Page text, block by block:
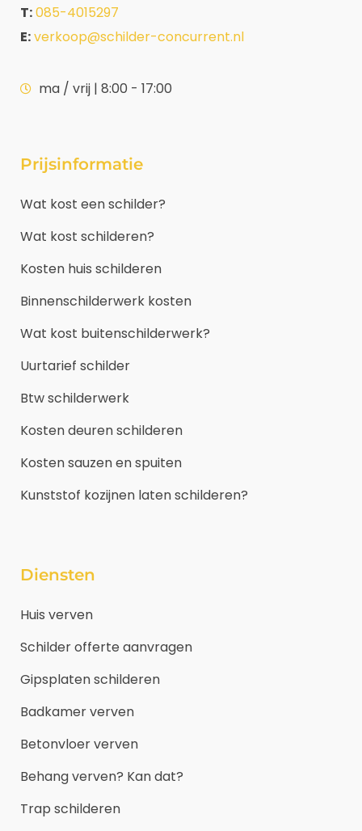
T:085-4015297
E:verkoop@schilder-concurrent.nl
ma / vrij | 8:00 - 17:00
Prijsinformatie
Wat kost een schilder?
Wat kost schilderen?
Kosten huis schilderen
Binnenschilderwerk kosten
Wat kost buitenschilderwerk?
Uurtarief schilder
Btw schilderwerk
Kosten deuren schilderen
Kosten sauzen en spuiten
Kunststof kozijnen laten schilderen?
Diensten
Huis verven
Schilder offerte aanvragen
Gipsplaten schilderen
Badkamer verven
Betonvloer verven
Behang verven? Kan dat?
Trap schilderen